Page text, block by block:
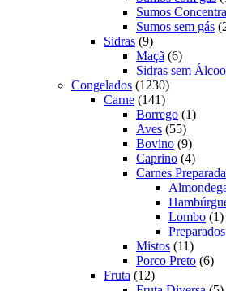
Sumos
Sumos sem gás
Sidras 99
produtos
Maçã 66
produtos
Sidras sem
Congelados 12301230
produtos
Carne 141141
produtos
Borrego 11
Aves 5555
produtos
Bovino 99
produtos
Caprino 44
Carnes
Lombo 11
Preparados
Mistos 1111
produtos
Porco Preto 66
Fruta 1212